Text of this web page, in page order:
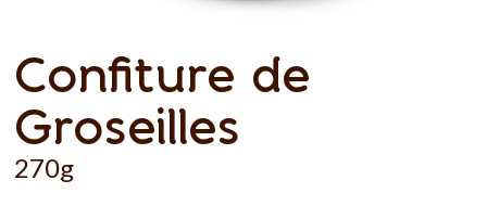
Confiture de
Groseilles
270g